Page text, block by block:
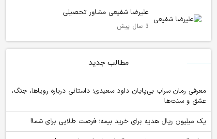
علیرضا شفیعی مشاور تحصیلی
3 سال پیش
مطالب جدید
معرفی رمان سراب بی‌پایان داود سعیدی؛ داستانی درباره رویاها، جنگ،
عشق و سنت‌ها
یک میلیون ریال هدیه برای خرید بیمه؛ فرصت طلایی برای شما!